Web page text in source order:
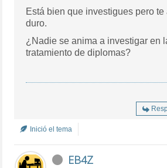
Está bien que investigues pero
duro.
¿Nadie se anima a investigar en
tratamiento de diplomas?
Inició el tema
EB4Z